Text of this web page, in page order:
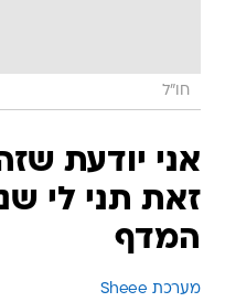
חו״ל
אני יודעת
זאת תני לי
המדף
מערכת Sheee